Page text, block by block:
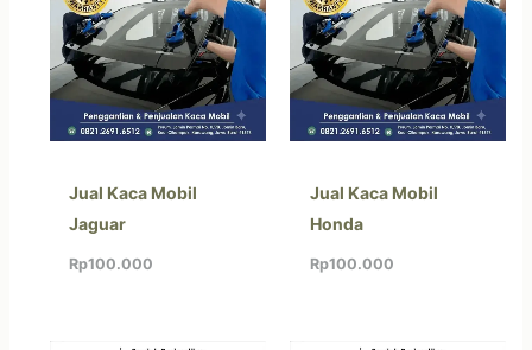
Jual Kaca Mobil
Jaguar
Rp100.000
Jual Kaca Mobil
Honda
Rp100.000